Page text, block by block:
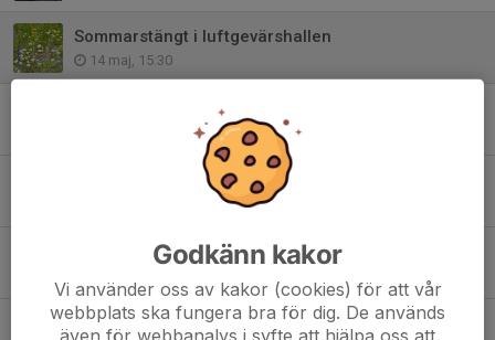
Sommarstängt i luftgevärshallen
14 maj, 15:30
Skjutförbud på C-banan
Föreningsmästerskap luftgevär 7 Maj
Påsklov i luftgevärshallen
Kabeldragningen till skjutbanan.
Godkänn kakor
Vi använder oss av kakor (cookies) för att vår
webbplats ska fungera bra för dig. De används
även för webbanalys i syfte att hjälpa oss att